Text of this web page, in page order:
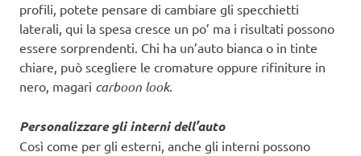
profili, potete pensare di cambiare gli specchietti
laterali, qui la spesa cresce un po’ ma i risultati possono
essere sorprendenti. Chi ha un’auto bianca o in tinte
chiare, può scegliere le cromature oppure rifiniture in
nero, magari carboon look.
Personalizzare gli interni dell’auto
Così come per gli esterni, anche gli interni possono